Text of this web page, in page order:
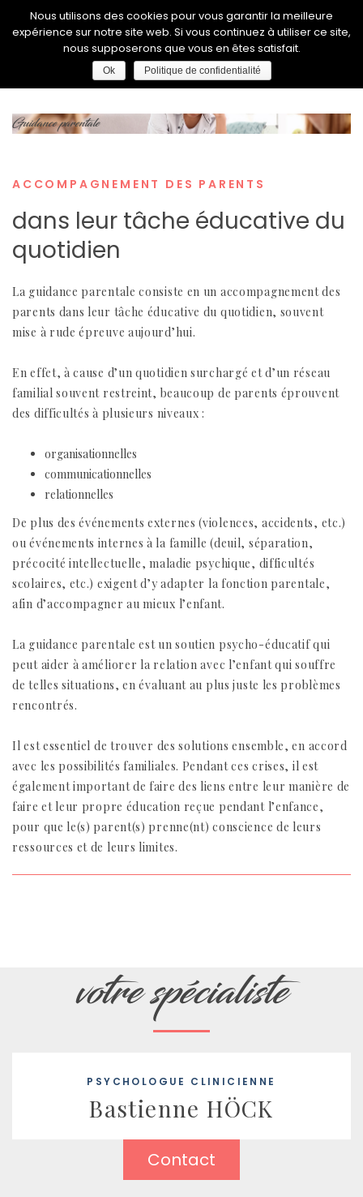
Guidance parentale
ACCOMPAGNEMENT DES PARENTS
dans leur tâche éducative du
quotidien
La guidance parentale consiste en un accompagnement des
parents dans leur tâche éducative du quotidien, souvent
mise à rude épreuve aujourd’hui.
En effet, à cause d’un quotidien surchargé et d’un réseau
familial souvent restreint, beaucoup de parents éprouvent
des difficultés à plusieurs niveaux :
organisationnelles
communicationnelles
relationnelles
De plus des événements externes (violences, accidents, etc.)
ou événements internes à la famille (deuil, séparation,
précocité intellectuelle, maladie psychique, difficultés
scolaires, etc.) exigent d’y adapter la fonction parentale,
afin d’accompagner au mieux l’enfant.
La guidance parentale est un soutien psycho-éducatif qui
peut aider à améliorer la relation avec l’enfant qui souffre
de telles situations, en évaluant au plus juste les problèmes
rencontrés.
Il est essentiel de trouver des solutions ensemble, en accord
avec les possibilités familiales. Pendant ces crises, il est
également important de faire des liens entre leur manière de
faire et leur propre éducation reçue pendant l’enfance,
pour que le(s) parent(s) prenne(nt) conscience de leurs
ressources et de leurs limites.
votre spécialiste
PSYCHOLOGUE CLINICIENNE
Bastienne HÖCK
Contact
Nous utilisons des cookies pour vous garantir la meilleure
expérience sur notre site web. Si vous continuez à utiliser ce site,
nous supposerons que vous en êtes satisfait.
Ok Politique de confidentialité